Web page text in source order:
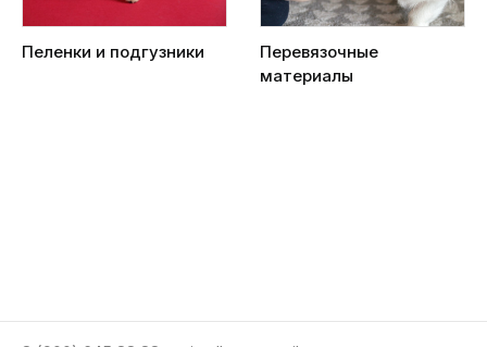
Пеленки и подгузники
Перевязочные
материалы